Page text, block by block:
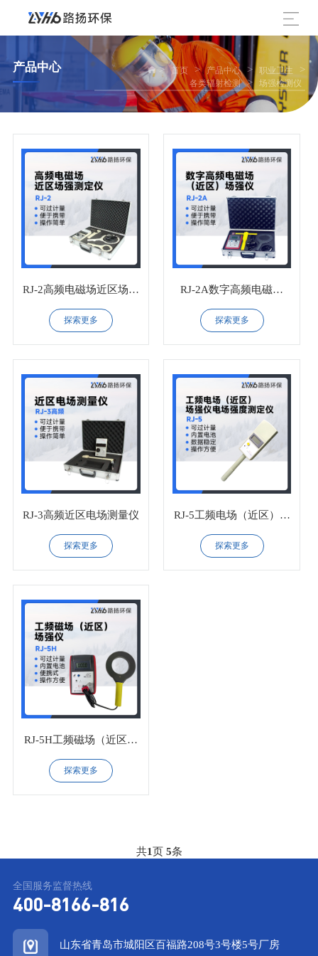
产品中心 > 首页 > 产品中心 > 职业卫生 >
各类辐射检测 > 场强检测仪
RJ-2高频电磁场近区场强
测定仪
探索更多
RJ-2A数字高频电磁场
（近区）场强仪
探索更多
RJ-3高频近区电场测量仪
探索更多
RJ-5工频电场（近区）场
强仪
探索更多
RJ-5H工频磁场（近区）
场强仪
探索更多
共1页 5条
全国服务监督热线
400-8166-816
山东省青岛市城阳区百福路208号3号楼5号厂房